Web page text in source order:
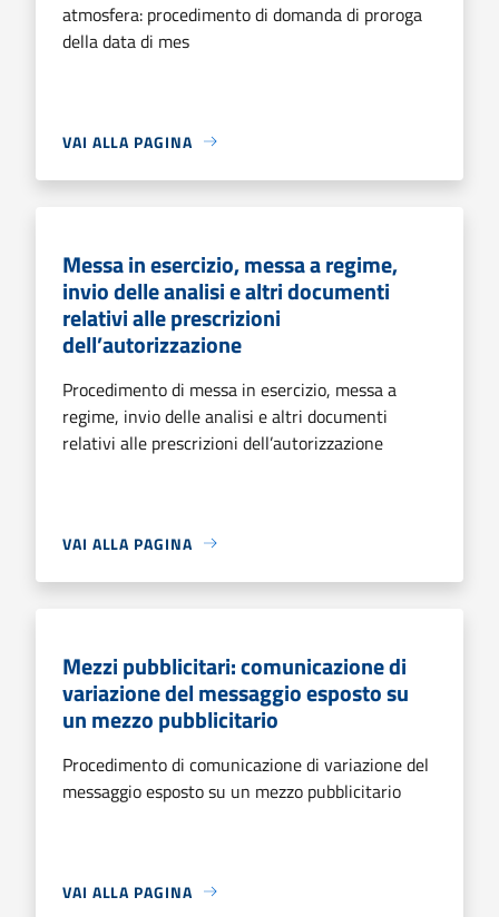
atmosfera: procedimento di domanda di proroga
della data di mes
VAI ALLA PAGINA
Messa in esercizio, messa a regime,
invio delle analisi e altri documenti
relativi alle prescrizioni
dell’autorizzazione
Procedimento di messa in esercizio, messa a
regime, invio delle analisi e altri documenti
relativi alle prescrizioni dell’autorizzazione
VAI ALLA PAGINA
Mezzi pubblicitari: comunicazione di
variazione del messaggio esposto su
un mezzo pubblicitario
Procedimento di comunicazione di variazione del
messaggio esposto su un mezzo pubblicitario
VAI ALLA PAGINA